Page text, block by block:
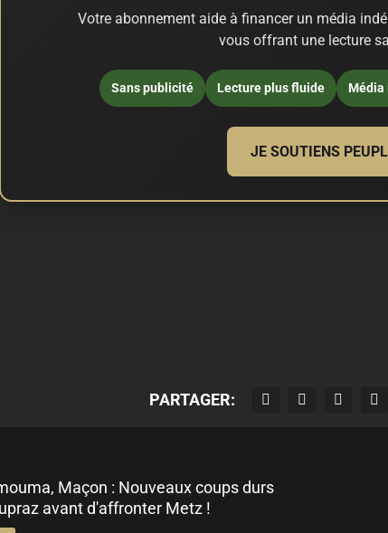
Votre abonnement aide à financer un média
vous offrant une lecture
Sans publicité Lecture plus fluide Média
JE SOUTIENS
PARTAGER:
Maçon : Nouveaux coups durs
avant d'affronter Metz !